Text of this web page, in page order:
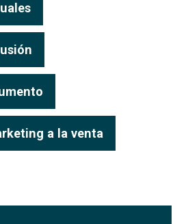
a la venta